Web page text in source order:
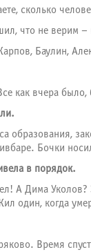
сколько
что не верим –
Баулин,
как вчера было,
Бочки
в порядок.
А Дима
один, когда
Время